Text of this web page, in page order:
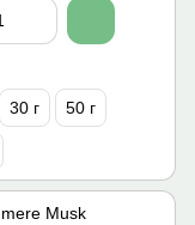
30 г 50 г